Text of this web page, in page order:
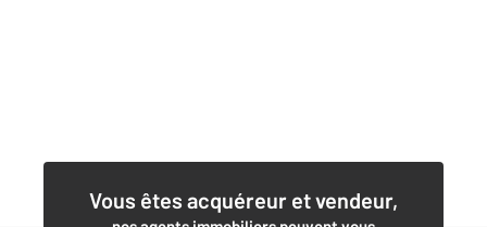
Vous êtes acquéreur et vendeur,